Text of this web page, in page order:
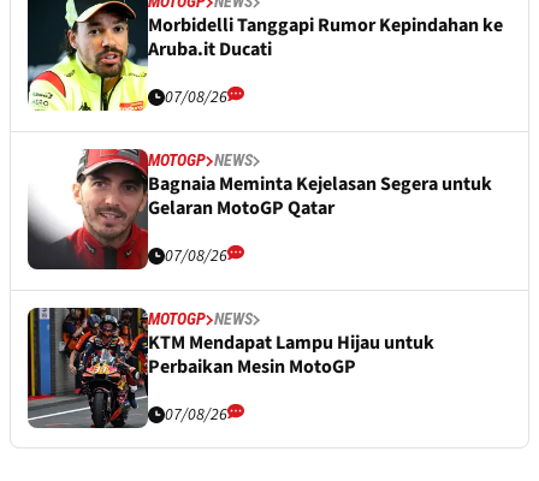
Morbidelli Tanggapi Rumor Kepindahan ke
Aruba.it Ducati
07/08/26
MOTOGP NEWS
Bagnaia Meminta Kejelasan Segera untuk
Gelaran MotoGP Qatar
07/08/26
MOTOGP NEWS
KTM Mendapat Lampu Hijau untuk
Perbaikan Mesin MotoGP
07/08/26